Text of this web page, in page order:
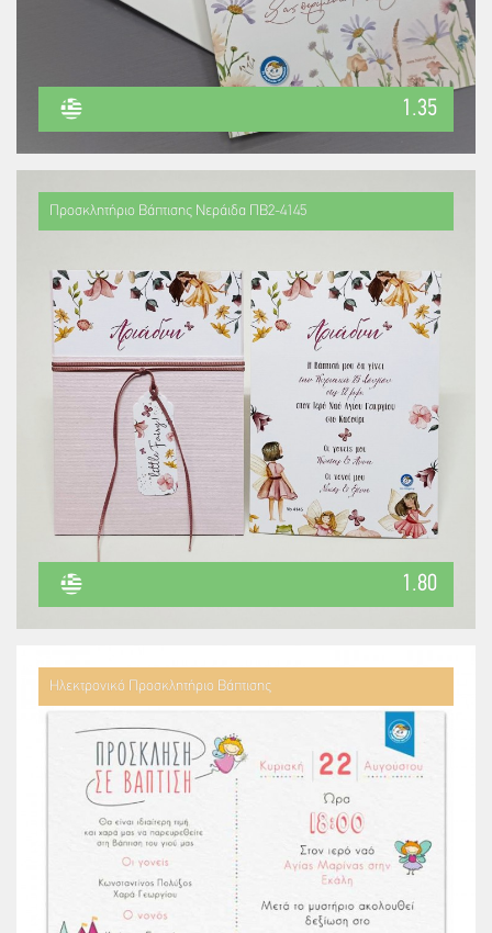
1.35
Προσκλητήριο Βάπτισης Νεράιδα ΠΒ2-4145
1.80
Ηλεκτρονικό Προσκλητήριο Βάπτισης